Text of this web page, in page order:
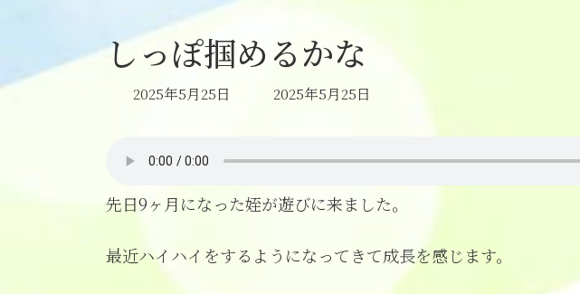
しっぽ掴めるかな
2025年5月25日
最
新
時
2025年5月25日
先日9ヶ月になった姪が遊びに来ました。
最近ハイハイをするようになってきて成長を感じます。